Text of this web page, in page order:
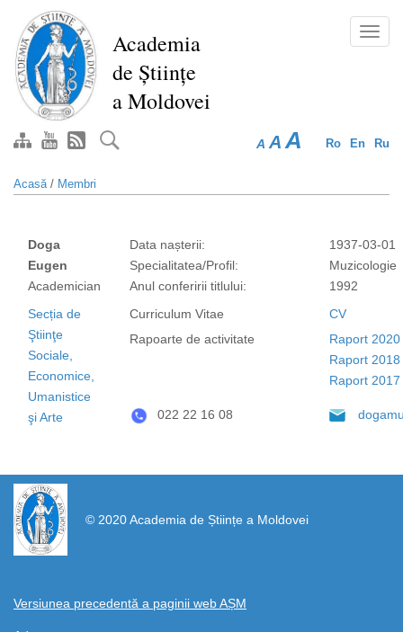
conţinutul
principal
Academia
de Științe
a Moldovei
Ro En Ru
A A A
Acasă/ Membri
Doga
Eugen
Academician
Data nașterii:
Specialitatea/Profil:
Anul conferirii titlului:
1937-03-01
Muzicologie
1992
Secția de
Ştiinţe
Sociale,
Economice,
Umanistice
şi Arte
Curriculum Vitae
Rapoarte de activitate
CV
Raport 2020
Raport 2018
Raport 2017
022 22 16 08
© 2020 Academia de Științe a Moldovei
Versiunea precedentă a paginii web AȘM
https://propletenie.ru/